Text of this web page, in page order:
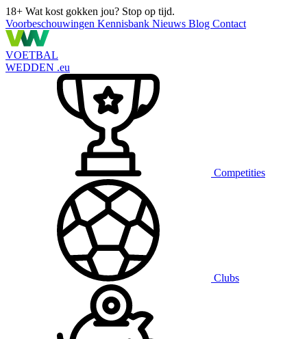
18+ Wat kost gokken jou? Stop op tijd.
Voorbeschouwingen Kennisbank Nieuws Blog Contact
VOETBAL
WEDDEN .eu
Competities
Clubs